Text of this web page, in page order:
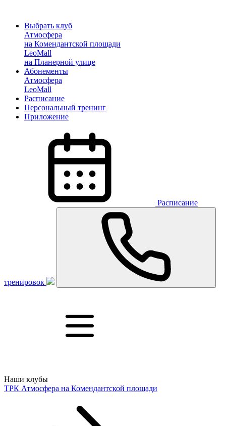
Выбрать клуб
Атмосфера
на Комендантской площади
LeoMall
на Планерной улице
Абонементы
Атмосфера
LeoMall
Расписание
Персональный тренинг
Приложение
Расписание
тренировок
Наши клубы
ТРК Атмосфера на Комендантской площади